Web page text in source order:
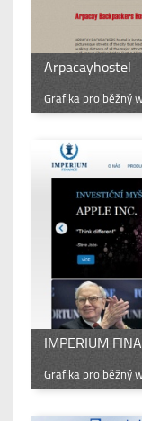
Arpacayhostel
Grafika pro běžný
IMPERIUM
Grafika pro běžný